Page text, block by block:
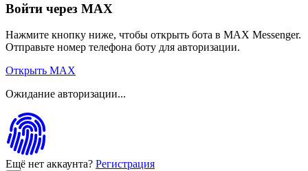
Войти через MAX
Нажмите кнопку ниже, чтобы открыть бота в MAX Messenger.
Отправьте номер телефона боту для авторизации.
Открыть MAX
Ожидание авторизации...
Ещё нет аккаунта? Регистрация